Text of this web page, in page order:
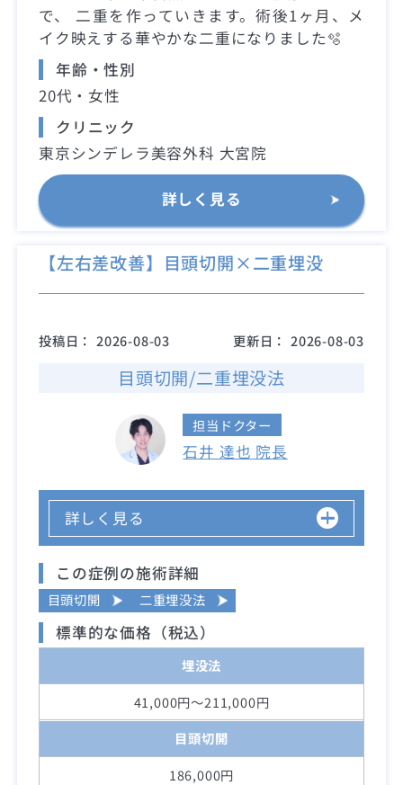
で、 二重を作っていきます。術後1ヶ月、メ
イク映えする華やかな二重になりました🫧
年齢・性別
20代・女性
クリニック
東京シンデレラ美容外科 大宮院
詳しく見る
【左右差改善】目頭切開×二重埋没
投稿日： 2026-08-03 更新日： 2026-08-03
目頭切開/二重埋没法
担当ドクター
石井 達也 院長
詳しく見る
この症例の施術詳細
目頭切開 二重埋没法
標準的な価格（税込）
埋没法
41,000円～211,000円
目頭切開
186,000円